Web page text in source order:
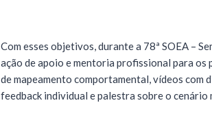
Com esses objetivos, durante a 78ª SOEA –
ação de apoio e mentoria profissional para
de mapeamento comportamental, vídeos com
feedback individual e palestra sobre o